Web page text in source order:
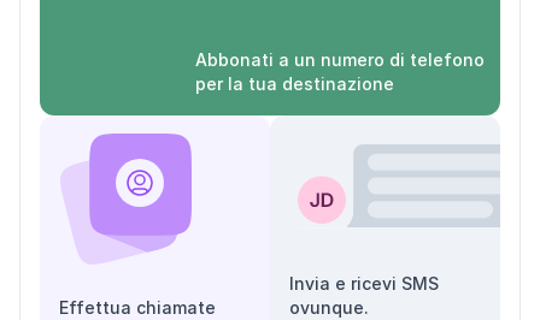
Abbonati a un numero di telefono
per la tua destinazione
Effettua chiamate
Invia e ricevi SMS
ovunque.